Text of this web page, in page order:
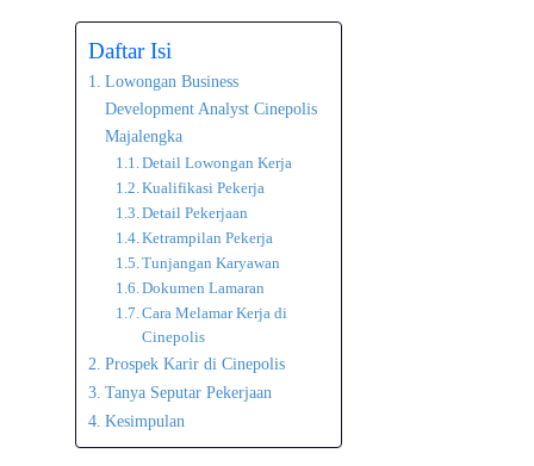
Daftar Isi
Lowongan Business
Development Analyst Cinepolis
Majalengka
Detail Lowongan Kerja
Kualifikasi Pekerja
Detail Pekerjaan
Ketrampilan Pekerja
Tunjangan Karyawan
Dokumen Lamaran
Cara Melamar Kerja di
Cinepolis
Prospek Karir di Cinepolis
Tanya Seputar Pekerjaan
Kesimpulan